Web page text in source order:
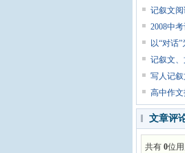
记叙文
2008中
以“对话
记叙文
写人记叙
高中作文
文章评
共有 0位